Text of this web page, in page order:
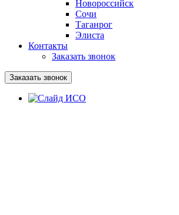
Новороссийск
Сочи
Таганрог
Элиста
Контакты
Заказать звонок
Заказать звонок